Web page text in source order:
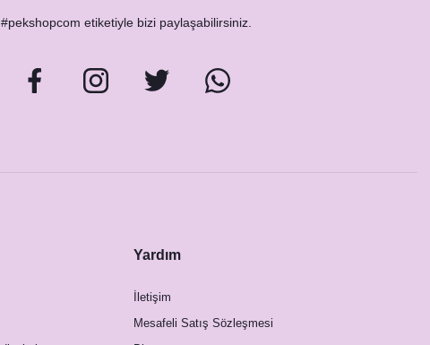
#pekshopcom etiketiyle bizi paylaşabilirsiniz.
Yardım
İletişim
Mesafeli Satış Sözleşmesi